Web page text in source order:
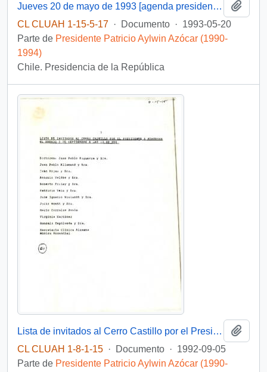
Jueves 20 de mayo de 1993 [agenda presidencial]
CL CLUAH 1-15-5-17 · Documento · 1993-05-20
Parte de Presidente Patricio Aylwin Azócar (1990-
1994)
Chile. Presidencia de la República
Lista de invitados al Cerro Castillo por el Presidente.
CL CLUAH 1-8-1-15 · Documento · 1992-09-05
Parte de Presidente Patricio Aylwin Azócar (1990-